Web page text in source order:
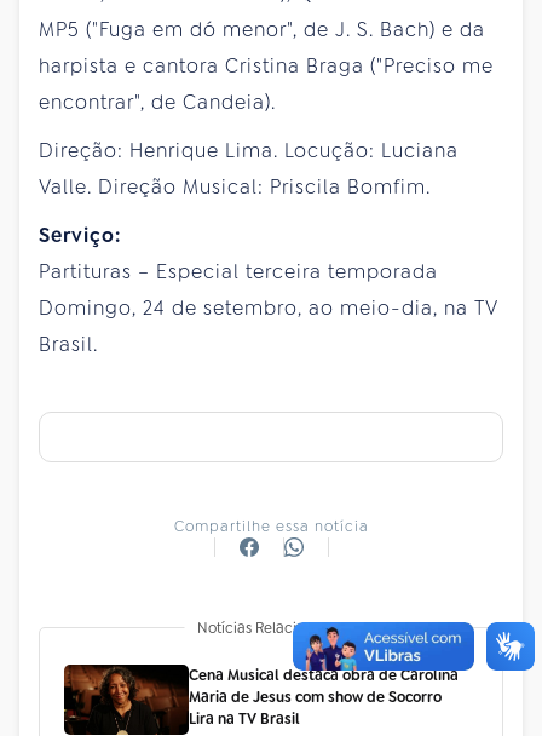
MP5 ("Fuga em dó menor", de J. S. Bach) e da
harpista e cantora Cristina Braga ("Preciso me
encontrar", de Candeia).
Direção: Henrique Lima. Locução: Luciana
Valle. Direção Musical: Priscila Bomfim.
Serviço:
Partituras – Especial terceira temporada
Domingo, 24 de setembro, ao meio-dia, na TV
Brasil.
Compartilhe essa notícia
Notícias Relacionadas
Cena Musical destaca obra de Carolina
Maria de Jesus com show de Socorro
Lira na TV Brasil